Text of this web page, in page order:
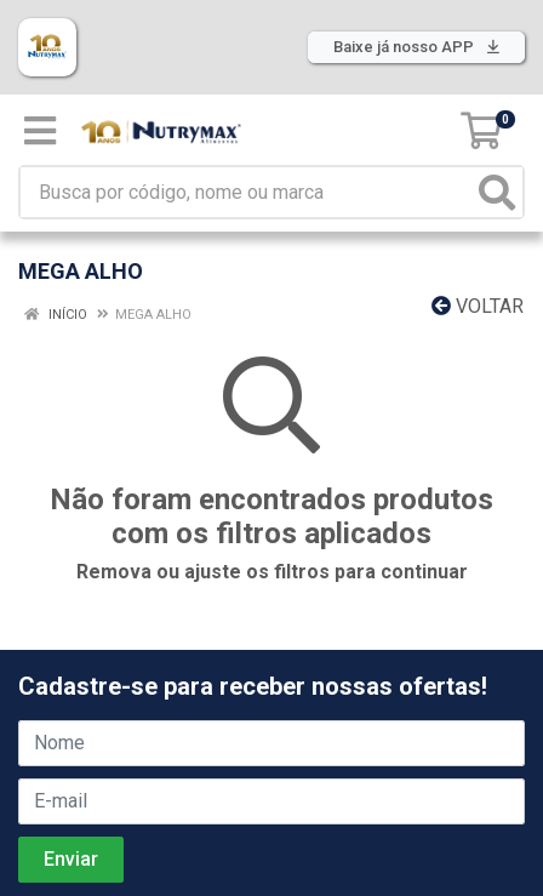
Baixe já nosso APP
0
MEGA ALHO
VOLTAR
INÍCIO MEGA ALHO
Não foram encontrados produtos
com os filtros aplicados
Remova ou ajuste os filtros para continuar
Cadastre-se para receber nossas ofertas!